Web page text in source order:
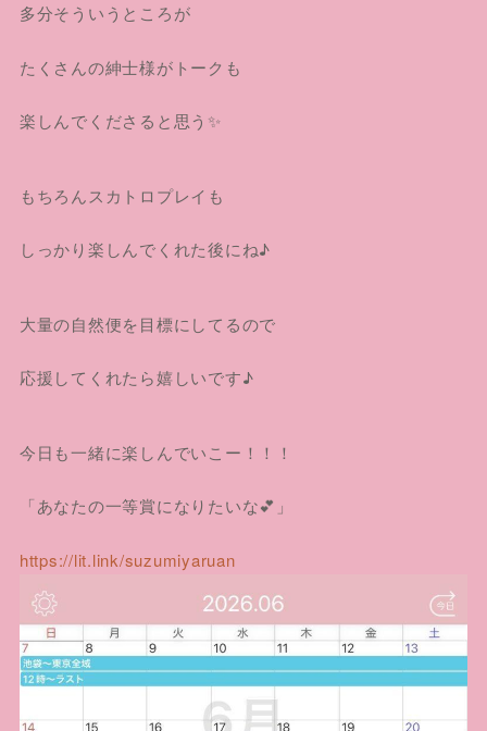
多分そういうところが
たくさんの紳士様がトークも
楽しんでくださると思う✨
もちろんスカトロプレイも
しっかり楽しんでくれた後にね♪
大量の自然便を目標にしてるので
応援してくれたら嬉しいです♪
今日も一緒に楽しんでいこー！！！
「あなたの一等賞になりたいな💕」
https://lit.link/suzumiyaruan